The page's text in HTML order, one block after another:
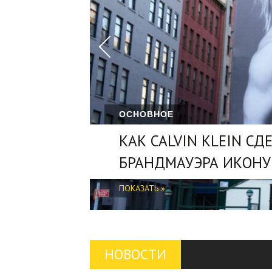
ОСНОВНОЕ
КАК CALVIN KLEIN
БРАНДМАУЭРА ИКОНУ
ПОКАЗАТЬ »
ОСНОВНОЕ
НАРУЖНАЯ РЕКЛАМА.
МСБ
ПОКАЗАТЬ »
НОВОСТИ